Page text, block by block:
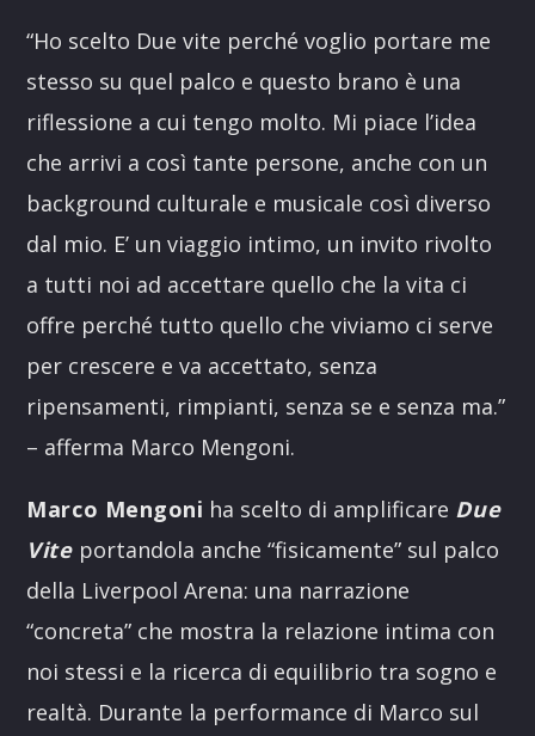
“Ho scelto Due vite perché voglio portare me
stesso su quel palco e questo brano è una
riflessione a cui tengo molto. Mi piace l’idea
che arrivi a così tante persone, anche con un
background culturale e musicale così diverso
dal mio. E’ un viaggio intimo, un invito rivolto
a tutti noi ad accettare quello che la vita ci
offre perché tutto quello che viviamo ci serve
per crescere e va accettato, senza
ripensamenti, rimpianti, senza se e senza ma.”
– afferma Marco Mengoni.
Marco Mengoni ha scelto di amplificare Due
Viteportandola anche “fisicamente” sul palco
della Liverpool Arena: una narrazione
“concreta” che mostra la relazione intima con
noi stessi e la ricerca di equilibrio tra sogno e
realtà. Durante la performance di Marco sul